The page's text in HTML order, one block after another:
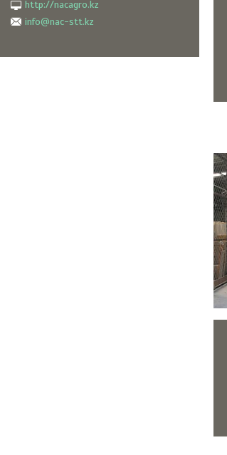
http://nacagro.kz
info@nac-stt.kz